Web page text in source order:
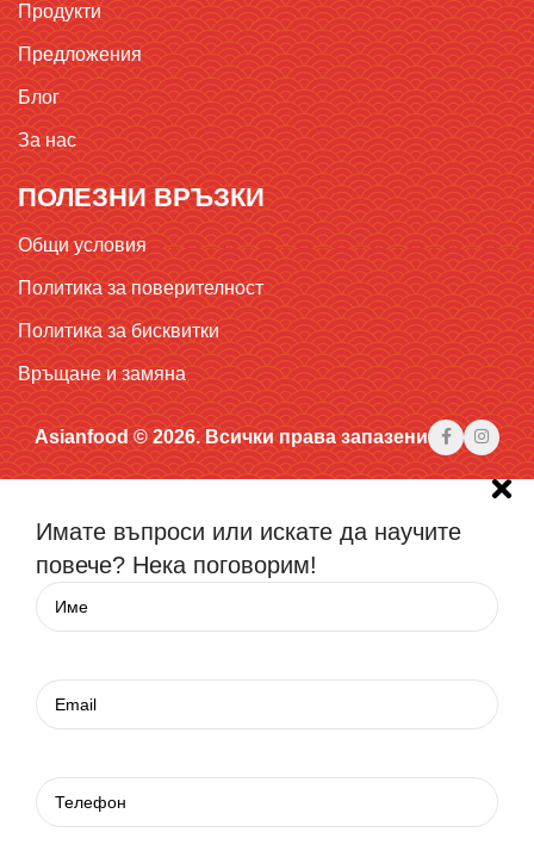
Продукти
Предложения
Блог
За нас
ПОЛЕЗНИ ВРЪЗКИ
Общи условия
Политика за поверителност
Политика за бисквитки
Връщане и замяна
Asianfood © 2026. Всички права запазени
Имате въпроси или искате да научите
повече? Нека поговорим!